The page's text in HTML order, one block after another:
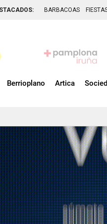
BARBACOAS
Berrioplano Artica